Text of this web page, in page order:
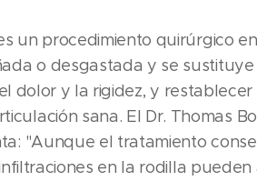
un procedimiento quirúrgico
o desgastada y se
dolor y la rigidez, y
sana. El Dr. Thomas
"Aunque el tratamiento
en la rodilla